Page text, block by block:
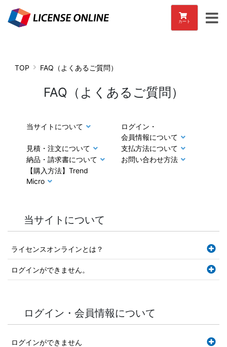
カート
TOP FAQ（よくあるご質問）
FAQ（よくあるご質問）
当サイトについて
ログイン・
会員情報について
見積・注文について
支払方法について
納品・請求書について
お問い合わせ方法
【購入方法】Trend
Micro
当サイトについて
ライセンスオンラインとは？
ログインができません。
ログイン・会員情報について
ログインができません